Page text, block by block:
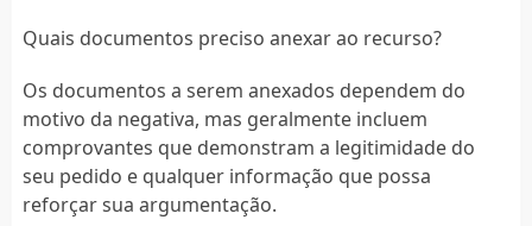
Quais documentos preciso anexar ao recurso?
Os documentos a serem anexados dependem do
motivo da negativa, mas geralmente incluem
comprovantes que demonstram a legitimidade do
seu pedido e qualquer informação que possa
reforçar sua argumentação.